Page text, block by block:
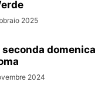
2025
seconda domenica
2024